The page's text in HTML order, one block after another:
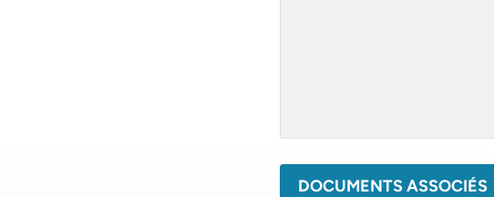
DOCUMENTS ASSOCIÉS